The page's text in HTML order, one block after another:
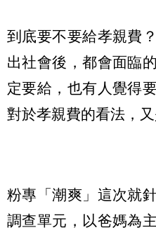
到底要不要給孝親費
出社會後，都會面臨
定要給，也有人覺得
對於孝親費的看法，
粉專「潮爽」這次就
調查單元，以爸媽為